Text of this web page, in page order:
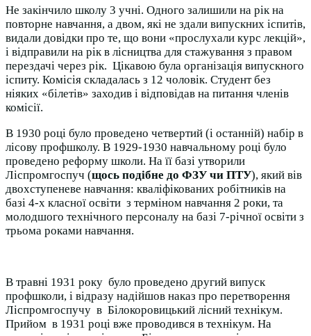
Не закінчило школу 3 учні. Одного залишили на рік на
повторне навчання, а двом, які не здали випускних іспитів,
видали довідки про те, що вони «прослухали курс лекцій»,
і відправили на рік в лісництва для стажування з правом
перездачі через рік. Цікавою була організація випускного
іспиту. Комісія складалась з 12 чоловік. Студент без
ніяких «білетів» заходив і відповідав на питання членів
комісії.
В 1930 році було проведено четвертий (і останній) набір в
лісову профшколу. В 1929-1930 навчальному році було
проведено реформу школи. На її базі утворили
Ліспромгоспуч (щось подібне до ФЗУ чи ПТУ), який вів
двохступеневе навчання: кваліфікованих робітників на
базі 4-х класної освіти з терміном навчання 2 роки, та
молодшого технічного персоналу на базі 7-річної освіти з
трьома роками навчання.
В травні 1931 року було проведено другий випуск
профшколи, і відразу надійшов наказ про перетворення
Ліспромгоспучу в Білокоровицький лісний технікум.
Прийом в 1931 році вже проводився в технікум. На